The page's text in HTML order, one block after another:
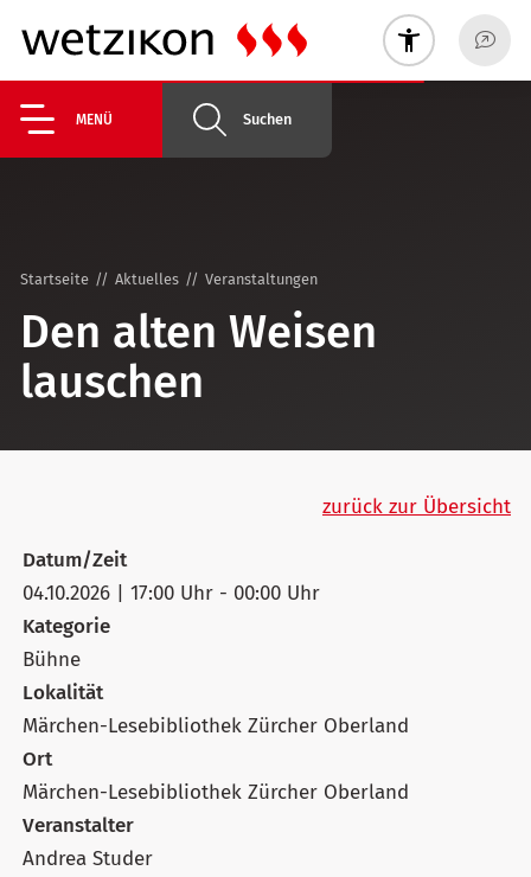
MENÜ Suchen
Startseite Aktuelles Veranstaltungen
Den alten Weisen
lauschen
zurück zur Übersicht
Datum/Zeit
04.10.2026 | 17:00 Uhr - 00:00 Uhr
Kategorie
Bühne
Lokalität
Märchen-Lesebibliothek Zürcher Oberland
Ort
Märchen-Lesebibliothek Zürcher Oberland
Veranstalter
Andrea Studer